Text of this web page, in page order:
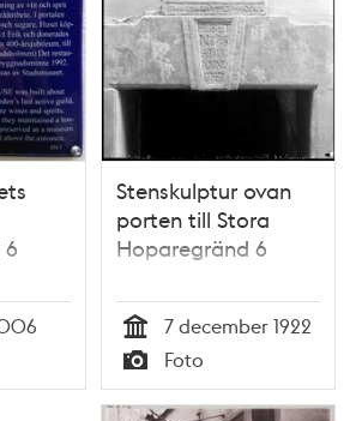
Stenskulptur ovan
porten till Stora
Hoparegränd 6
Tid
7 december 1922
Typ
Foto